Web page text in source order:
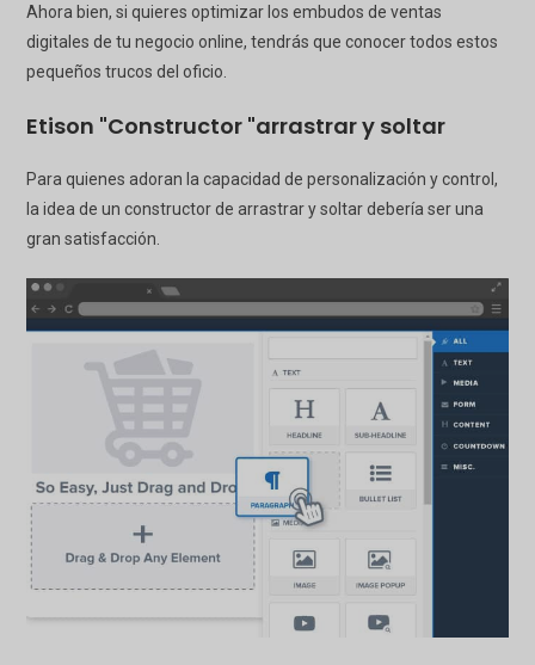
Ahora bien, si quieres optimizar los embudos de ventas
digitales de tu negocio online, tendrás que conocer todos estos
pequeños trucos del oficio.
Etison "Constructor "arrastrar y soltar
Para quienes adoran la capacidad de personalización y control,
la idea de un constructor de arrastrar y soltar debería ser una
gran satisfacción.